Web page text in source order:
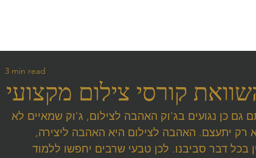
קורסי צילום מקצועי
3 min read
גם כן נגועים בג'וק האהבה לצילום, ג'וק שמאיים לא
רק יתעצם. האהבה לצילום היא האהבה ליצירה,
בכל דבר סביבנו. לכן טבעי שרבים יחפשו ללמוד